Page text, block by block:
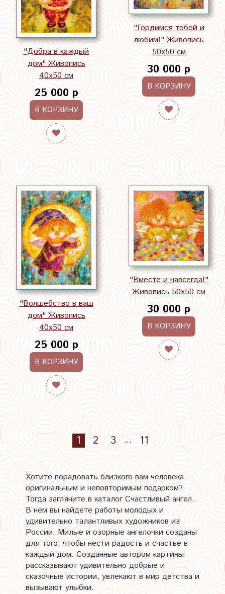
"Добра в каждый
дом" Живопись
40х50 см
25 000 р
В КОРЗИНУ
"Гордимся тобой и
любим!" Живопись
50х50 см
30 000 р
В КОРЗИНУ
"Волшебство в ваш
дом" Живопись
40х50 см
25 000 р
В КОРЗИНУ
"Вместе и навсегда!"
Живопись 50х50 см
30 000 р
В КОРЗИНУ
1 2 3 … 11
Хотите порадовать близкого вам человека
оригинальным и неповторимым подарком?
Тогда загляните в каталог Счастливый ангел.
В нем вы найдете работы молодых и
удивительно талантливых художников из
России. Милые и озорные ангелочки созданы
для того, чтобы нести радость и счастье в
каждый дом. Созданные автором картины
рассказывают удивительно добрые и
сказочные истории, увлекают в мир детства и
вызывают улыбки.